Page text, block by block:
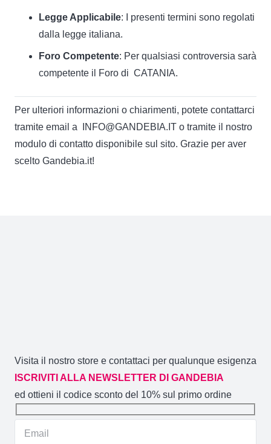
Legge Applicabile: I presenti termini sono regolati
dalla legge italiana.
Foro Competente: Per qualsiasi controversia sarà
competente il Foro di CATANIA.
Per ulteriori informazioni o chiarimenti, potete contattarci
tramite email a INFO@GANDEBIA.IT o tramite il nostro
modulo di contatto disponibile sul sito. Grazie per aver
scelto Gandebia.it!
Visita il nostro store e contattaci per qualunque esigenza
ISCRIVITI ALLA NEWSLETTER DI GANDEBIA
ed ottieni il codice sconto del 10% sul primo ordine